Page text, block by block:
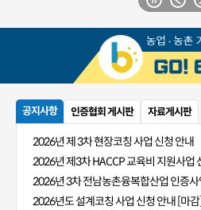
공지사항 인증협회 게시판 자료게시판
2026년 제 3차 현장코칭 사업 신청 안내
2026년도 설계코칭 사업 신청 안내 [마감]